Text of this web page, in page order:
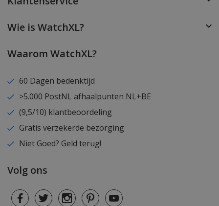
Wie is WatchXL?
Waarom WatchXL?
60 Dagen bedenktijd
>5.000 PostNL afhaalpunten NL+BE
(9,5/10) klantbeoordeling
Gratis verzekerde bezorging
Niet Goed? Geld terug!
Volg ons